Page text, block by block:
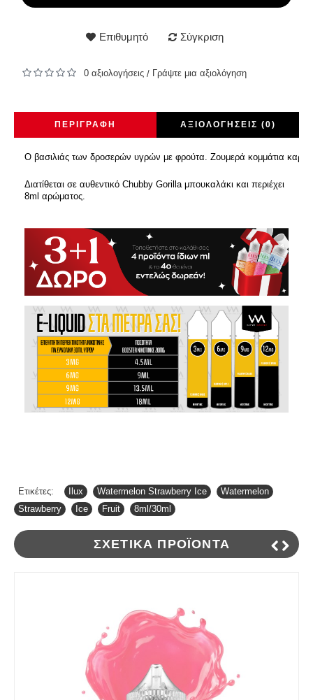
Επιθυμητό Σύγκριση
0 αξιολογήσεις / Γράψτε μια αξιολόγηση
ΠΕΡΙΓΡΑΦΉ ΑΞΙΟΛΟΓΉΣΕΙΣ (0)
Ο βασιλιάς των δροσερών υγρών με φρούτα. Ζουμερά κομμάτια
Διατίθεται σε αυθεντικό Chubby Gorilla μπουκαλάκι και περιέχει
8ml αρώματος.
Ετικέτες: Ilux Watermelon Strawberry Ice Watermelon
Strawberry
Ice Fruit 8ml/30ml
ΣΧΕΤΙΚΆ ΠΡΟΪΌΝΤΑ